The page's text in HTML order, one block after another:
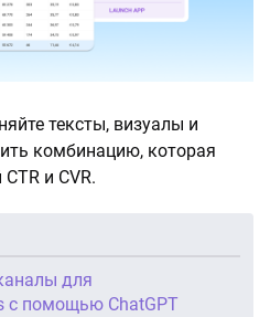
тексты, визуалы и
комбинацию, которая
и СVR.
для
с помощью ChatGPT